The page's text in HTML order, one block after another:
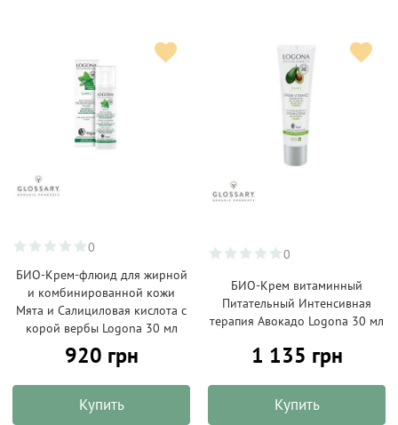
0
БИО-Крем-флюид для жирной
и комбинированной кожи
Мята и Салициловая кислота с
корой вербы Logona 30 мл
920 грн
Купить
0
БИО-Крем витаминный
Питательный Интенсивная
терапия Авокадо Logona 30 мл
1 135 грн
Купить